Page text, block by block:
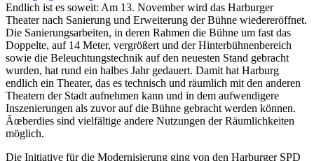
Endlich ist es soweit: Am 13. November wird das Harburger
Theater nach Sanierung und Erweiterung der Bühne wiedereröffnet.
Die Sanierungsarbeiten, in deren Rahmen die Bühne um fast das
Doppelte, auf 14 Meter, vergrößert und der Hinterbühnenbereich
sowie die Beleuchtungstechnik auf den neuesten Stand gebracht
wurden, hat rund ein halbes Jahr gedauert. Damit hat Harburg
endlich ein Theater, das es technisch und räumlich mit den anderen
Theatern der Stadt aufnehmen kann und in dem aufwendigere
Inszenierungen als zuvor auf die Bühne gebracht werden können.
Ãœberdies sind vielfältige andere Nutzungen der Räumlichkeiten
möglich.
Die Initiative für die Modernisierung ging von den Harburger SPD